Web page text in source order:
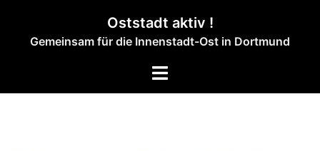
springen
Oststadt aktiv !
Gemeinsam für die Innenstadt-Ost in Dortmund
Menü